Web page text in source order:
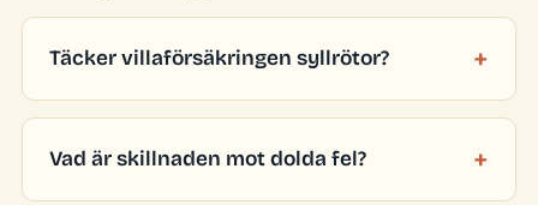
Täcker villaförsäkringen syllrötor?
Vad är skillnaden mot dolda fel?